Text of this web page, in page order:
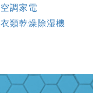
空調家電
衣類乾燥除湿機